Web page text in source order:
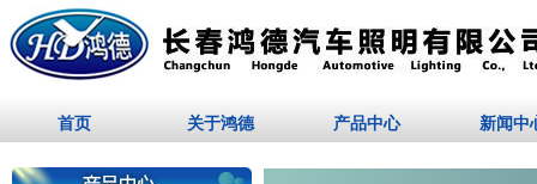
首页 关于鸿德 产品中心 新闻中